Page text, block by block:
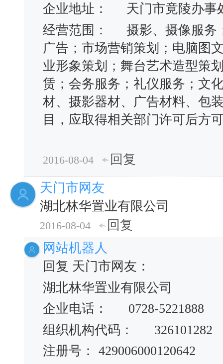
企业地址：
天门市竟陵办事
经营范围：
摄影、摄像服务
广告；市场营销策划；电脑图
业形象策划；舞台艺术造型策
赁；会务服务；礼仪服务；文
材、摄影器材、广告材料、包
目，应取得相关部门许可后方
2016-08-04
回复
天门市网友
湖北林华置业有限公司
2016-08-04
回复
网站机器人
回复 天门市网友：
湖北林华置业有限公司
企业电话： 0728-5221888
组织机构代码：
326101282
注册号：
429006000120642